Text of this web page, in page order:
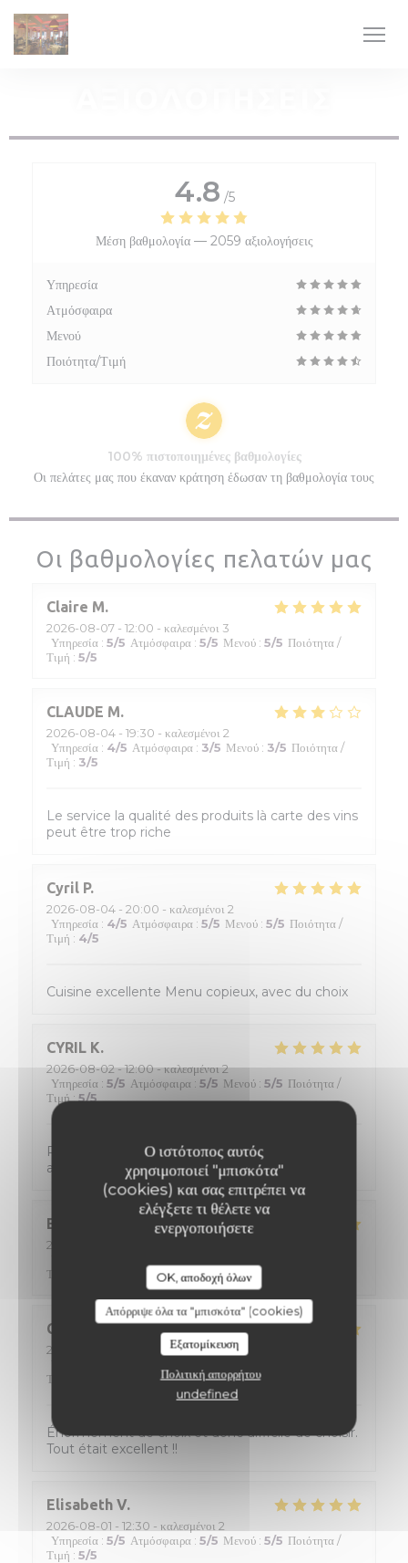
Ο ιστότοπος αυτός
χρησιμοποιεί "μπισκότα"
(cookies) και σας επιτρέπει να
ελέγξετε τι θέλετε να
ενεργοποιήσετε
OK, αποδοχή όλων
Απόρριψε όλα τα "μπισκότα" (cookies)
Εξατομίκευση
Πολιτική απορρήτου
undefined
Οι βαθμολογίες πελατών μας
Claire M
2026-08-07 - 12:00 - καλεσμένοι 3
Υπηρεσία : 5/5 Ατμόσφαιρα : 5/5 Μενού : 5/5 Ποιότητα /
Τιμή : 5/5
CLAUDE M
2026-08-04 - 19:30 - καλεσμένοι 2
Υπηρεσία : 4/5 Ατμόσφαιρα : 3/5 Μενού : 3/5 Ποιότητα /
Τιμή : 3/5
Le service la qualité des produits là carte des vins
peut être trop riche
Cyril P
2026-08-04 - 20:00 - καλεσμένοι 2
Υπηρεσία : 4/5 Ατμόσφαιρα : 5/5 Μενού : 5/5 Ποιότητα /
Τιμή : 4/5
Cuisine excellente Menu copieux, avec du choix
CYRIL K
2026-08-02- 12:00 - καλεσμένοι 2
Υπηρεσία : 5/5 Ατμόσφαιρα : 5/5 Μενού : 5/5 Ποιότητα /
Τιμή:5/5
Personnel tres accueillant, de tres bon conseil
avec une cuisine formidable !
Eric
2026-08-02
Τιμή
Catherine D
2026-08-01
- 20:00 - καλεσμένοι 2
Τιμή
Énormément de choix et donc difficile de choisir.
Tout était excellent !!
Elisabeth V
2026-08-01 - 12:30 - καλεσμένοι 2
Υπηρεσία : 5/5 Ατμόσφαιρα : 5/5 Μενού : 5/5 Ποιότητα /
Τιμή : 5/5
4.8 /5
Μέση βαθμολογία — 2059 αξιολογήσεις
Υπηρεσία
Ατμόσφαιρα
Μενού
Ποιότητα/Τιμή
100% πιστοποιημένες βαθμολογίες
Οι πελάτες μας που έκαναν κράτηση έδωσαν τη βαθμολογία τους